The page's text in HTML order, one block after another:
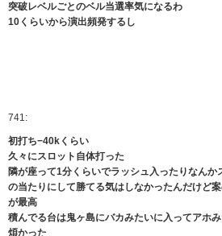
突破レベルごとのベル当選率気になるわ
10くらいから演出頻発するし
741:
初打ち−40kくらい
久々にスロット自体打った
隣が座って1分くらいでラッシュ入ったりなんか
の当たりにして勝てる気はしなかったんだけど
が最高
積んでる台は鬼ヶ島にバカみたいに入ってアホ
煩かった